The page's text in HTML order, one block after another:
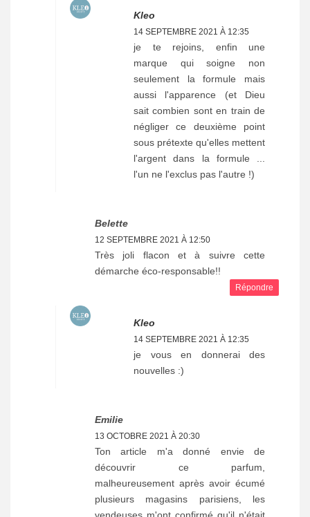
Kleo
14 SEPTEMBRE 2021 À 12:35
je te rejoins, enfin une
marque qui soigne non
seulement la formule mais
aussi l'apparence (et Dieu
sait combien sont en train de
négliger ce deuxième point
sous prétexte qu'elles mettent
l'argent dans la formule ...
l'un ne l'exclus pas l'autre !)
Belette
12 SEPTEMBRE 2021 À 12:50
Très joli flacon et à suivre cette
démarche éco-responsable!!
Répondre
Kleo
14 SEPTEMBRE 2021 À 12:35
je vous en donnerai des
nouvelles :)
Emilie
13 OCTOBRE 2021 À 20:30
Ton article m'a donné envie de
découvrir ce parfum,
malheureusement après avoir écumé
plusieurs magasins parisiens, les
vendeuses m'ont confirmé qu'il n'était